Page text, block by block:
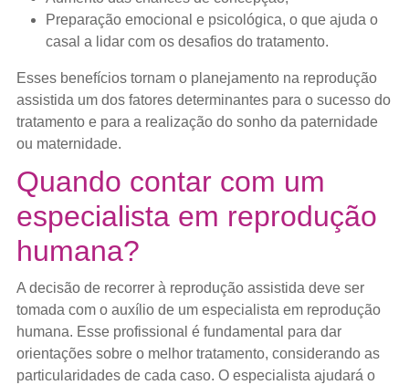
Preparação emocional e psicológica, o que ajuda o
casal a lidar com os desafios do tratamento.
Esses benefícios tornam o planejamento na reprodução
assistida um dos fatores determinantes para o sucesso do
tratamento e para a realização do sonho da paternidade
ou maternidade.
Quando contar com um
especialista em reprodução
humana?
A decisão de recorrer à reprodução assistida deve ser
tomada com o auxílio de um especialista em reprodução
humana. Esse profissional é fundamental para dar
orientações sobre o melhor tratamento, considerando as
particularidades de cada caso. O especialista ajudará o